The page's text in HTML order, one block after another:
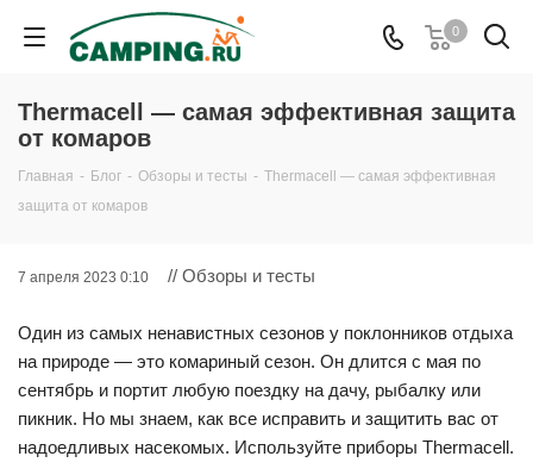
0
Thermacell — самая эффективная защита
от комаров
Главная - Блог - Обзоры и тесты - Thermacell — самая эффективная
защита от комаров
7 апреля 2023 0:10 // Обзоры и тесты
Один из самых ненавистных сезонов у поклонников отдыха
на природе — это комариный сезон. Он длится с мая по
сентябрь и портит любую поездку на дачу, рыбалку или
пикник. Но мы знаем, как все исправить и защитить вас от
надоедливых насекомых. Используйте приборы Thermacell.